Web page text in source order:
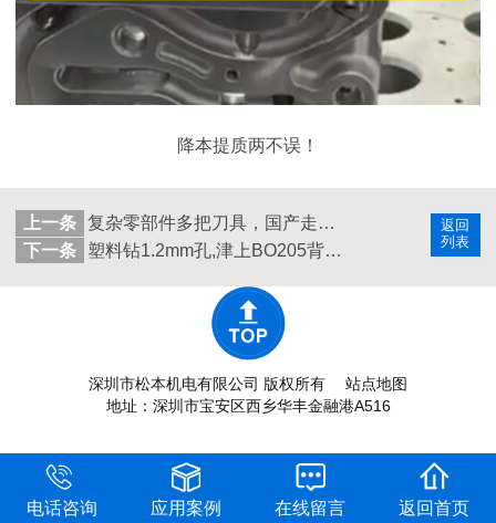
降本提质两不误！
返回
列表
上一条
复杂零部件多把刀具，国产走心机加装一拖四高频铣节约成本
下一条
塑料钻1.2mm孔,津上BO205背轴加装RBZ-2013高速主轴效率高
深圳市松本机电有限公司 版权所有 站点地图
地址：深圳市宝安区西乡华丰金融港A516
电话咨询 应用案例 在线留言 返回首页